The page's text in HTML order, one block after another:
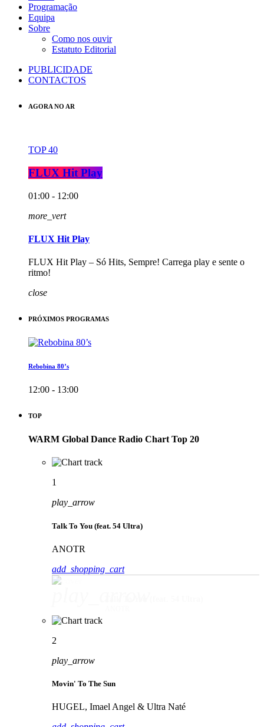
Programação
Equipa
Sobre
Como nos ouvir
Estatuto Editorial
PUBLICIDADE
CONTACTOS
AGORA NO AR
TOP 40
FLUX Hit Play
01:00 - 12:00
more_vert
FLUX Hit Play
FLUX Hit Play – Só Hits, Sempre! Carrega play e sente o
ritmo!
close
PRÓXIMOS PROGRAMAS
Rebobina 80’s
12:00 - 13:00
TOP
WARM Global Dance Radio Chart Top 20
1
play_arrow
Talk To You (feat. 54 Ultra)
ANOTR
add_shopping_cart
2
play_arrow
Movin' To The Sun
HUGEL, Imael Angel & Ultra Naté